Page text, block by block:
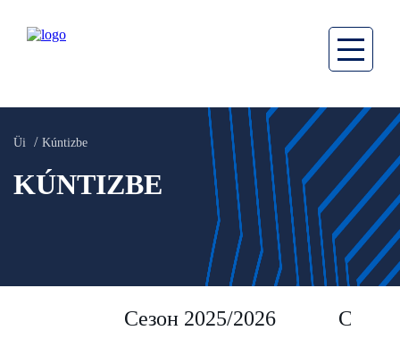
Üi Kúntizbe
KÚNTIZBE
Сезон 2025/2026 Сезон